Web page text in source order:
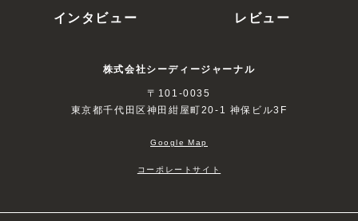
インタビュー
レビュー
株式会社シーディージャーナル
〒101-0035
東京都千代田区神田紺屋町20-1 神保ビル3F
Google Map
コーポレートサイト